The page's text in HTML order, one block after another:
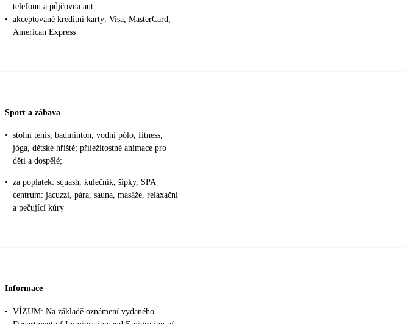
telefonu a půjčovna aut
• akceptované kreditní karty: Visa, MasterCard,
American Express
Sport a zábava
• stolní tenis, badminton, vodní pólo, fitness,
jóga, dětské hřiště; příležitostné animace pro
děti a dospělé;
• za poplatek: squash, kulečník, šipky, SPA
centrum: jacuzzi, pára, sauna, masáže, relaxační
a pečující kúry
Informace
• VÍZUM: Na základě oznámení vydaného